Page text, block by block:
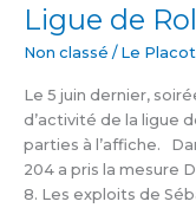
Ligue de
Non classé / Le
Le 5 juin dernier,
d’activité de la ligue
parties à l’affiche.
204 a pris la mesure
8. Les exploits de
Ligue
Roller
Hockey
Ras
L’Bock